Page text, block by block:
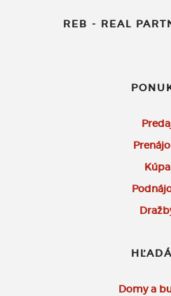
REB - REAL
Kúpa
Domy a